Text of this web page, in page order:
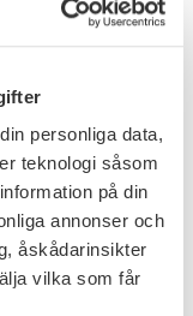
personliga data,
teknologi såsom
på din
annonser och
åskådarinsikter
vilka som får
snygga Le
snyggare när
de selfies du tar
Indiska